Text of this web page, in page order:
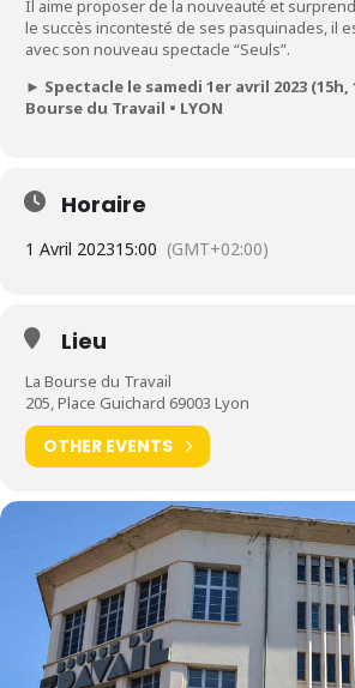
Il aime proposer de la nouveauté et
le succès incontesté de ses pasquinades, il
avec son nouveau spectacle “Seuls”.
► Spectacle le samedi 1er avril 2023 (15h,
Bourse du Travail • LYON
Horaire
1 Avril 202315:00 (GMT+02:00)
Lieu
La Bourse du Travail
205, Place Guichard 69003 Lyon
OTHER EVENTS